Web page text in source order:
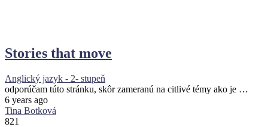
Stories that move
Anglický jazyk - 2- stupeň
odporúčam túto stránku, skôr zameranú na citlivé témy ako je …
6 years ago
Tina Botková
821